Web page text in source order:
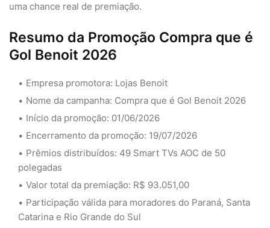
uma chance real de premiação.
Resumo da Promoção Compra que é
Gol Benoit 2026
Empresa promotora: Lojas Benoit
Nome da campanha: Compra que é Gol Benoit 2026
Início da promoção: 01/06/2026
Encerramento da promoção: 19/07/2026
Prêmios distribuídos: 49 Smart TVs AOC de 50
polegadas
Valor total da premiação: R$ 93.051,00
Participação válida para moradores do Paraná, Santa
Catarina e Rio Grande do Sul